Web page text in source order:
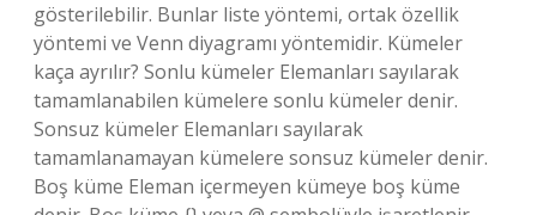
gösterilebilir. Bunlar liste yöntemi, ortak özellik
yöntemi ve Venn diyagramı yöntemidir. Kümeler
kaça ayrılır? Sonlu kümeler Elemanları sayılarak
tamamlanabilen kümelere sonlu kümeler denir.
Sonsuz kümeler Elemanları sayılarak
tamamlanamayan kümelere sonsuz kümeler denir.
Boş küme Eleman içermeyen kümeye boş küme